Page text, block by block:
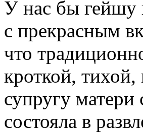
У нас бы гейшу
с прекрасным
что
кроткой,
супругу матери
состояла в